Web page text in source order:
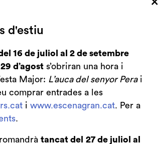
Padró, amb el
Notes al
Una sèrie
d'estiu
16 de juliol al 2 de setembre
d’agost s’obriran una hora i
Major: L’auca del senyor Perai
comprar entrades a les
i www.escenagran.cat. Per a
.
tancat del 27 de juliol al